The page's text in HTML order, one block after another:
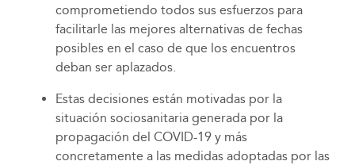
comprometiendo todos sus esfuerzos para
facilitarle las mejores alternativas de fechas
posibles en el caso de que los encuentros
deban ser aplazados.
Estas decisiones están motivadas por la
situación sociosanitaria generada por la
propagación del COVID-19 y más
concretamente a las medidas adoptadas por las